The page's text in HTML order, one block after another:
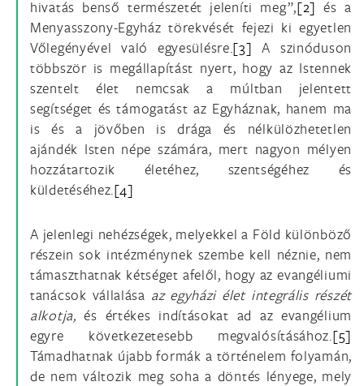
hivatás benső természetét jeleníti meg”,[2] és a
Menyasszony-Egyház törekvését fejezi ki egyetlen
Vőlegényével való egyesülésre.[3] A szinóduson
többször is megállapítást nyert, hogy az Istennek
szentelt élet nemcsak a múltban jelentett
segítséget és támogatást az Egyháznak, hanem ma
is és a jövőben is drága és nélkülözhetetlen
ajándék Isten népe számára, mert nagyon mélyen
hozzátartozik életéhez, szentségéhez és
küldetéséhez.[4]
A jelenlegi nehézségek, melyekkel a Föld különböző
részein sok intézménynek szembe kell néznie, nem
támaszthatnak kétséget afelől, hogy az evangéliumi
tanácsok vállalása az egyházi élet integrális részét
alkotja,és értékes indításokat ad az evangélium
egyre következetesebb megvalósításához.[5]
Támadhatnak újabb formák a történelem folyamán,
de nem változik meg soha a döntés lényege, mely